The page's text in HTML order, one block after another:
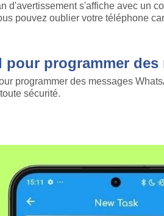
d'avertissement s'affiche avec un
pouvez oublier votre téléphone
programmer des
programmer des messages
sécurité.